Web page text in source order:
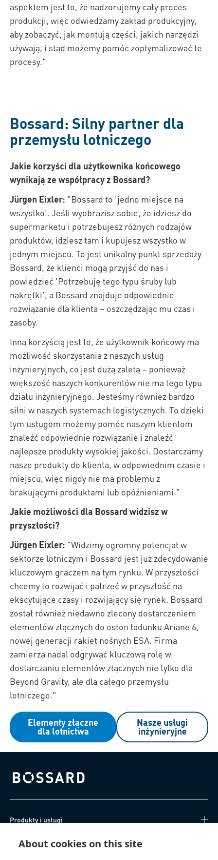
About cookies on this site
aspektem jest to, że nadzorujemy cały proces
produkcji, więc odwiedzamy zakład produkcyjny,
aby zobaczyć, jak montują części, jakich narzędzi
używają, i stąd możemy pomóc zoptymalizować te
procesy."
Bossard: Silny partner dla
przemysłu lotniczego
Jakie korzyści dla użytkownika końcowego
wynikają ze współpracy z Bossard?
Jürgen Eixler: "Bossard to 'jedno miejsce na
wszystko'. Jeśli wyobrazisz sobie, że idziesz do
supermarketu i potrzebujesz różnych rodzajów
produktów, idziesz tam i kupujesz wszystko w
jednym miejscu. To jest unikalny punkt sprzedaży
Bossard, że klienci mogą przyjść do nas i
powiedzieć 'Potrzebuję tego typu śruby lub
nakrętki', a Bossard znajduje odpowiednie
rozwiązanie dla klienta – oszczędzając mu czas i
zasoby.
Inną korzyścią jest to, że użytkownik końcowy ma
możliwość skorzystania z naszych usług
inżynieryjnych, co jest dużą zaletą – ponieważ
większość naszych konkurentów nie ma tego typu
działu inżynieryjnego. Jesteśmy również bardzo
silni w naszych systemach logistycznych. To dzięki
tym usługom możemy pomóc naszym klientom
znaleźć odpowiednie rozwiązanie i znaleźć
najlepsze produkty wysokiej jakości. Dostarczamy
nasze produkty do klienta, w odpowiednim czasie i
miejscu, więc nigdy nie ma problemu z
brakującymi produktami lub opóźnieniami."
Jakie możliwości dla Bossard widzisz w
przyszłości?
Jürgen Eixler: "Widzimy ogromny potencjał w
sektorze lotniczym i Bossard jest już zdecydowanie
kluczowym graczem na tym rynku. W przyszłości
chcemy to rozwijać i patrzeć w przyszłość na
ekscytujące czasy i rozwijający się rynek. Bossard
został również niedawno zlecony dostarczeniem
elementów złącznych do osłon ładunku Ariane 6,
nowej generacji rakiet nośnych ESA. Firma
zamierza nadal odgrywać kluczową rolę w
dostarczaniu elementów złącznych nie tylko dla
Beyond Gravity, ale dla całego przemysłu
lotniczego."
Elementy złączne
dla lotnictwa
Nasze usługi
inżynieryjne
Bossard homepage
Produkty i usługi
Centrum Wiedzy